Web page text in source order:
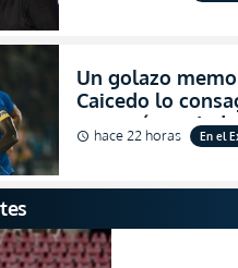
Un golazo
Caicedo lo
campeón en
(VIDEO)
schedule hace 22 horas En el